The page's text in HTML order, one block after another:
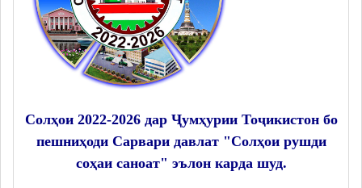
Солҳои 2022-2026 дар Ҷумҳурии Тоҷикистон бо
пешниҳоди Сарвари давлат "Солҳои рушди
соҳаи саноат" эълон карда шуд.